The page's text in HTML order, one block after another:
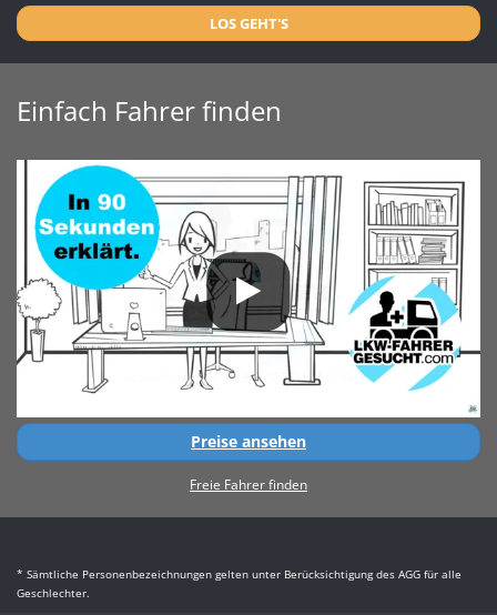
LOS GEHT'S
Einfach Fahrer finden
Preise ansehen
Freie Fahrer finden
* Sämtliche Personenbezeichnungen gelten unter Berücksichtigung des AGG für alle
Geschlechter.